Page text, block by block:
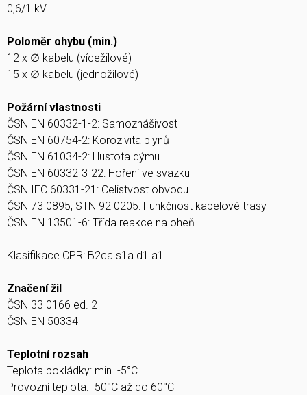
0,6/1 kV
Poloměr ohybu (min.)
12 x ∅ kabelu (vícežilové)
15 x ∅ kabelu (jednožilové)
Požární vlastnosti
ČSN EN 60332-1-2: Samozhášivost
ČSN EN 60754-2: Korozivita plynů
ČSN EN 61034-2: Hustota dýmu
ČSN EN 60332-3-22: Hoření ve svazku
ČSN IEC 60331-21: Celistvost obvodu
ČSN 73 0895, STN 92 0205: Funkčnost kabelové trasy
ČSN EN 13501-6: Třída reakce na oheň
Klasifikace CPR: B2ca s1a d1 a1
Značení žil
ČSN 33 0166 ed. 2
ČSN EN 50334
Teplotní rozsah
Teplota pokládky: min. -5°C
Provozní teplota: -50°C až do 60°C